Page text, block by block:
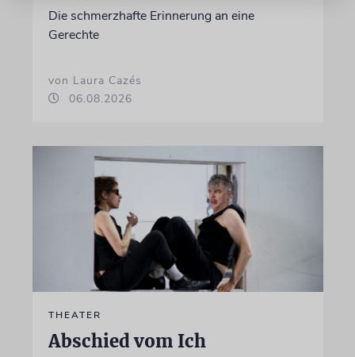
Die schmerzhafte Erinnerung an eine
Gerechte
von Laura Cazés
06.08.2026
THEATER
Abschied vom Ich